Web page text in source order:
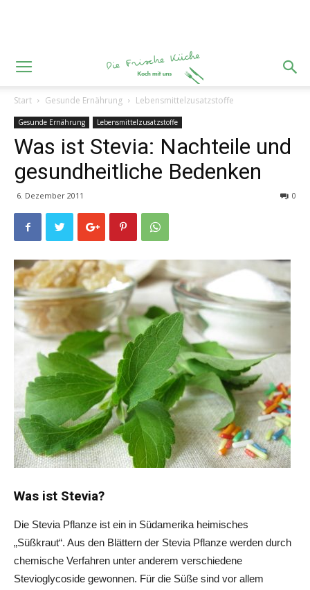
Start Gesunde Ernährung Lebensmittelzusatzstoffe
Gesunde Ernährung Lebensmittelzusatzstoffe
Was ist Stevia: Nachteile und
gesundheitliche Bedenken
6. Dezember 2011 0
Was ist Stevia?
Die Stevia Pflanze ist ein in Südamerika heimisches
„Süßkraut“. Aus den Blättern der Stevia Pflanze werden durch
chemische Verfahren unter anderem verschiedene
Stevioglycoside gewonnen. Für die Süße sind vor allem